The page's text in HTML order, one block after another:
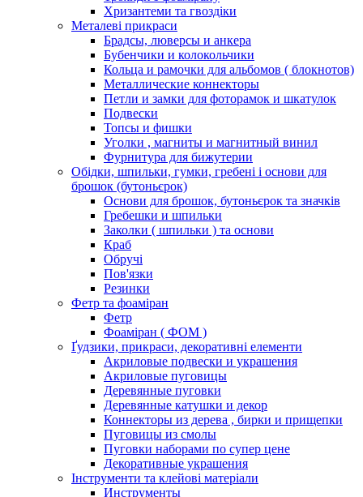
Хризантеми та гвоздіки
Металеві прикраси
Брадсы, люверсы и анкера
Бубенчики и колокольчики
Кольца и рамочки для альбомов ( блокнотов)
Металлические коннекторы
Петли и замки для фоторамок и шкатулок
Подвески
Топсы и фишки
Уголки , магниты и магнитный винил
Фурнитура для бижутерии
Обідки, шпильки, гумки, гребені і основи для
брошок (бутоньєрок)
Основи для брошок, бутоньєрок та значків
Гребешки и шпильки
Заколки ( шпильки ) та основи
Краб
Обручі
Пов'язки
Резинки
Фетр та фоаміран
Фетр
Фоаміран ( ФОМ )
Ґудзики, прикраси, декоративні елементи
Акриловые подвески и украшения
Акриловые пуговицы
Деревянные пуговки
Деревянные катушки и декор
Коннекторы из дерева , бирки и прищепки
Пуговицы из смолы
Пуговки наборами по супер цене
Декоративные украшения
Інструменти та клейові матеріали
Инструменты